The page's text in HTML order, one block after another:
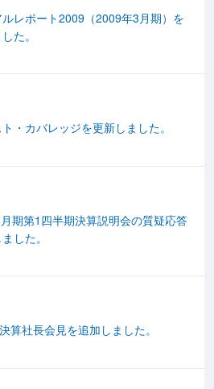
レポート2009（2009年3月期）を
た。
・カバレッジを更新しました。
期第1四半期決算説明会の質疑応答
した。
算社長会見を追加しました。